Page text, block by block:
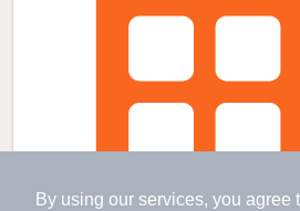
By using our services, you agree